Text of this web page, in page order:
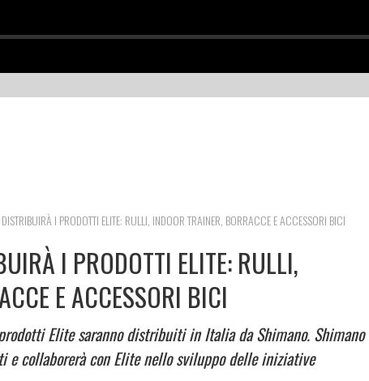
I PRODOTTI ELITE: RULLI, INDOOR TRAINER, BORRACCE E ACCESSORI BICI
I PRODOTTI ELITE: RULLI,
E ACCESSORI BICI
Elite saranno distribuiti in Italia da Shimano. Shimano
collaborerà con Elite nello sviluppo delle iniziative